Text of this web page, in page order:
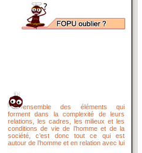
ensemble des éléments qui
forment dans la complexité de leurs
relations, les cadres, les milieux et les
conditions de vie de l’homme et de la
société, c’est donc tout ce qui est
autour de l’homme et en relation avec lui